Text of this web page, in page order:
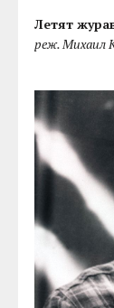
Летят
реж. Михаил